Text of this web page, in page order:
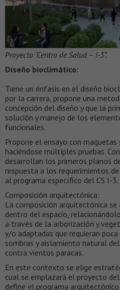
Proyecto “Centro de Salud – I-3”.
Diseño bioclimático:
Tiene un énfasis en el diseño
por la carrera, propone una
concepción del diseño y que la
solución y manejo de los
funcionales.
Propone el ensayo con
haciéndose múltiples pruebas.
desarrollan los primeros planos
respuesta a los requerimientos
al programa específico del CS I-3.
Composición arquitectónica:
La composición arquitectónica
dentro del espacio,
a través de la arborización y
y/o adaptadas que requieran
sombras y aislamiento natural
contra vientos paracas.
En este contexto se elige
cual se emplazará el proyecto
define el programa